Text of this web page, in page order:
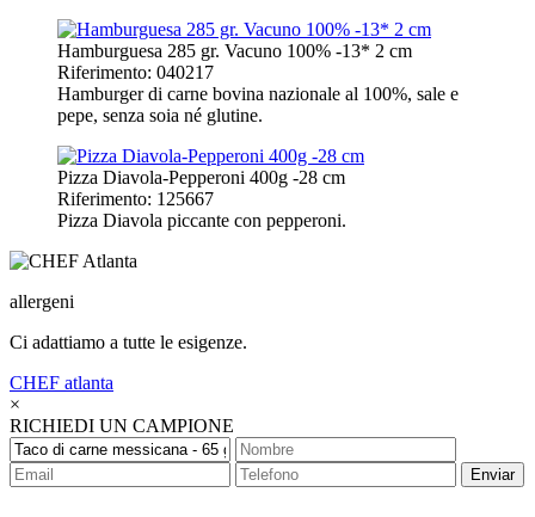
Hamburguesa 285 gr. Vacuno 100% -13* 2 cm
Riferimento: 040217
Hamburger di carne bovina nazionale al 100%, sale e
pepe, senza soia né glutine.
Pizza Diavola-Pepperoni 400g -28 cm
Riferimento: 125667
Pizza Diavola piccante con pepperoni.
allergeni
Ci adattiamo a tutte le esigenze.
CHEF atlanta
×
RICHIEDI UN CAMPIONE
Enviar